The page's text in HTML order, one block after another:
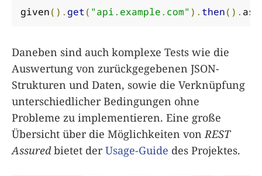
given(). get( "api.example.com" ). then().
Daneben sind auch komplexe Tests wie die
Auswertung von zurückgegebenen JSON-
Strukturen und Daten, sowie die Verknüpfung
unterschiedlicher Bedingungen ohne
Probleme zu implementieren. Eine große
Übersicht über die Möglichkeiten vonREST
Assuredbietet derUsage-Guide des Projektes.